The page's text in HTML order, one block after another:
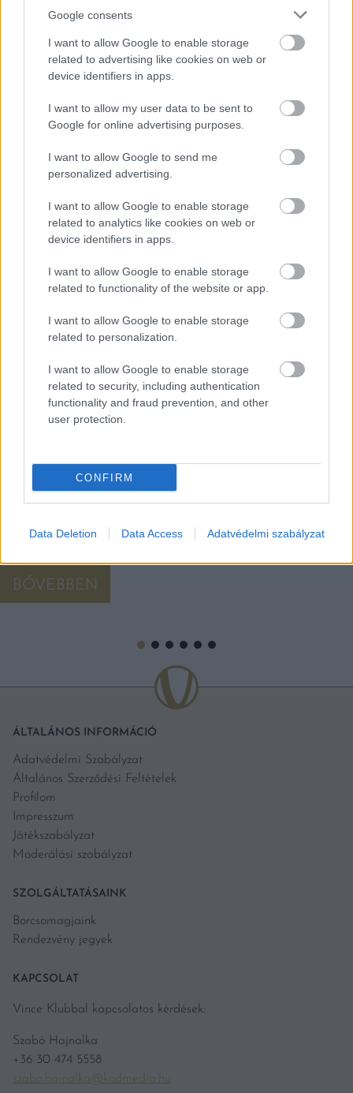
Google consents
I want to allow Google to enable storage
related to advertising like cookies on web or
device identifiers in apps.
I want to allow my user data to be sent to
Google for online advertising purposes.
I want to allow Google to send me
personalized advertising.
I want to allow Google to enable storage
related to analytics like cookies on web or
device identifiers in apps.
I want to allow Google to enable storage
related to functionality of the website or app.
I want to allow Google to enable storage
related to personalization.
I want to allow Google to enable storage
related to security, including authentication
functionality and fraud prevention, and other
user protection.
CONFIRM
Data Deletion Data Access Adatvédelmi szabályzat
EZEK IS ÉRDEKELHETNEK
A MAGYAROK EGYIK KEDVENC ÉDESSÉGÉBEN
A gyártó maga kezdeményezte a visszahívást. 2026. június
visszahívja a Nutella Muffin termékét. Az ok: az […]
BŐVEBBEN
ÁLTALÁNOS INFORMÁCIÓ
Adatvédelmi Szabályzat
Általános Szerződési Feltételek
Profilom
Impresszum
Játékszabályzat
Moderálási szabályzat
SZOLGÁLTATÁSAINK
Borcsomagjaink
Rendezvény jegyek
KAPCSOLAT
Vince Klubbal kapcsolatos kérdések:
Szabó Hajnalka
+36 30 474 5558
szabo.hajnalka@kodmedia.hu